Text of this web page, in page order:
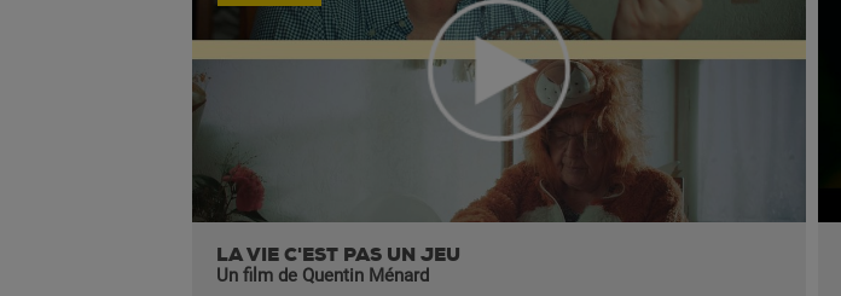
LA VIE C'EST PAS UN JEU
Un film de Quentin Ménard